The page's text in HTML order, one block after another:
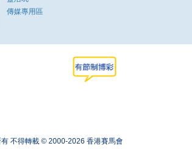
傳媒專用區
不得轉載 © 2000-2026 香港賽馬會